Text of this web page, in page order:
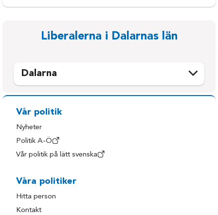
Liberalerna i Dalarnas län
Dalarna
Borlänge
Falun
Gagnef
Hedemora
Ludvika
Malung-Sälen
Vår politik
Nyheter
Politik A-Ö
Vår politik på lätt svenska
Våra politiker
Hitta person
Kontakt